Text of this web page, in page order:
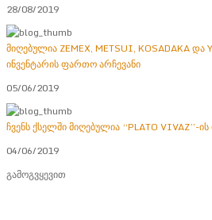
28/08/2019
მიღებულია ZEMEX, METSUI, KOSADAKA
ინვენტარის ფართო არჩევანი
05/06/2019
ჩვენს ქსელში მიღებულია “PLATO VIVAZ”-
04/06/2019
გამოგვყევით